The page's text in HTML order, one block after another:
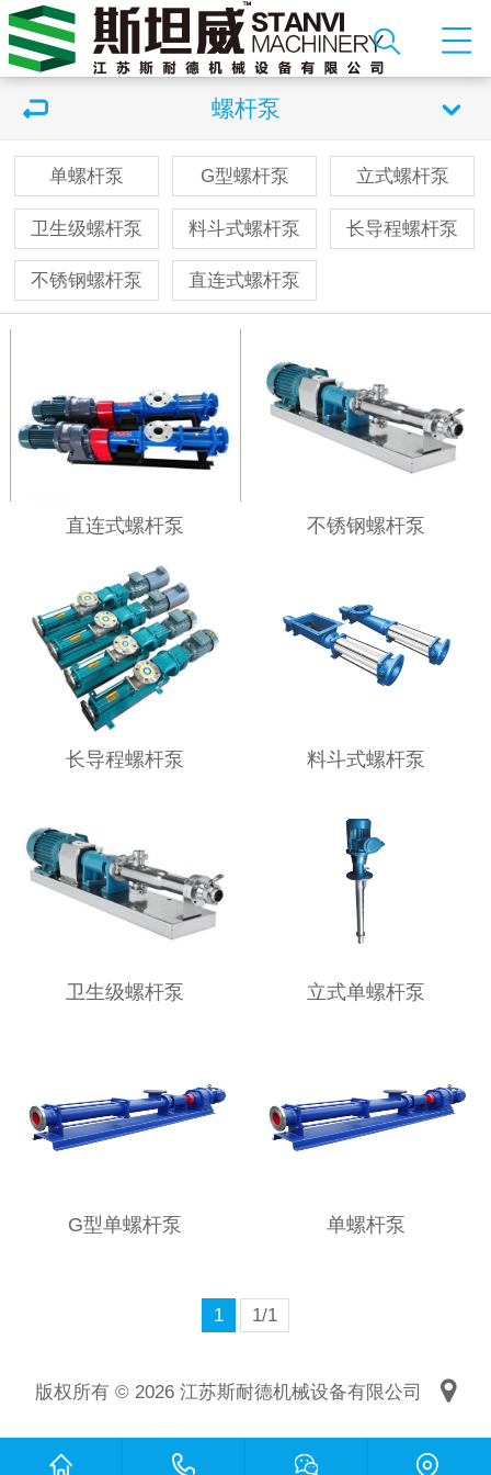
螺杆泵
单螺杆泵 G型螺杆泵 立式螺杆泵
卫生级螺杆泵 料斗式螺杆泵 长导程螺杆泵
不锈钢螺杆泵 直连式螺杆泵
直连式螺杆泵 不锈钢螺杆泵
长导程螺杆泵 料斗式螺杆泵
卫生级螺杆泵 立式单螺杆泵
G型单螺杆泵 单螺杆泵
1 1/1
版权所有 © 2026 江苏斯耐德机械设备有限公司